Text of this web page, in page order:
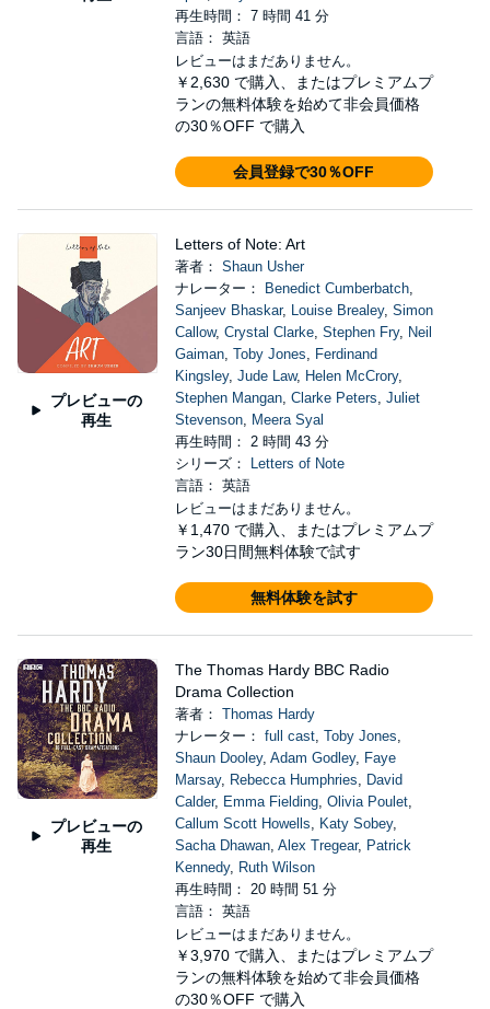
再生時間： 7 時間 41 分
言語： 英語
レビューはまだありません。
￥2,630 で購入、またはプレミアムプ
ランの無料体験を始めて非会員価格
の30％OFF で購入
会員登録で30％OFF
プレビューの
再生
Letters of Note: Art
著者： Shaun Usher
ナレーター：
Benedict Cumberbatch,
Sanjeev Bhaskar, Louise Brealey, Simon
Callow, Crystal Clarke, Stephen Fry, Neil
Gaiman, Toby Jones
Ferdinand
Kingsley, Jude Law, Helen McCrory,
Stephen Mangan, Clarke Peters Juliet
Stevenson,
Meera Syal
再生時間： 2 時間 43 分
シリーズ：
Letters of Note
言語： 英語
レビューはまだありません。
￥1,470 で購入、またはプレミアムプ
ラン30日間無料体験で試す
無料体験を試す
プレビューの
再生
The Thomas Hardy BBC Radio
Drama Collection
著者： Thomas Hardy
ナレーター： full cast, Toby Jones
Shaun Dooley, Adam Godley, Faye
Marsay, Rebecca Humphries
David
Calder, Emma Fielding, Olivia Poulet,
Callum Scott Howells
Katy Sobey,
Sacha Dhawan, Alex Tregear, Patrick
Kennedy, Ruth Wilson
再生時間： 20 時間 51 分
言語： 英語
レビューはまだありません。
￥3,970 で購入、またはプレミアムプ
ランの無料体験を始めて非会員価格
の30％OFF で購入